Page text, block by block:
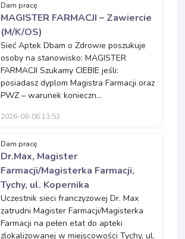
Dam pracę
MAGISTER FARMACJI – Zawiercie
(M/K/OS)
Sieć Aptek Dbam o Zdrowie poszukuje
osoby na stanowisko: MAGISTER
FARMACJI Szukamy CIEBIE jeśli:
posiadasz dyplom Magistra Farmacji oraz
PWZ – warunek konieczn...
2026-08-06 13:53
Dam pracę
Dr.Max, Magister
Farmacji/Magisterka Farmacji,
Tychy, ul. Kopernika
Uczestnik sieci franczyzowej Dr. Max
zatrudni Magister Farmacji/Magisterka
Farmacji na pełen etat do apteki
zlokalizowanej w miejscowości Tychy, ul.